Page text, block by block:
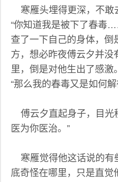
寒雁头埋得更深，不敢
“你知道我是被下了春毒
查了一下自己的身体，倒
方，想必昨夜傅云夕并没
里，倒是对他生出了感激
“那么我的春毒又是如何解
傅云夕直起身子，目光
医为你医治。”
寒雁觉得他这话说的有
底奇怪在哪里，只是直觉